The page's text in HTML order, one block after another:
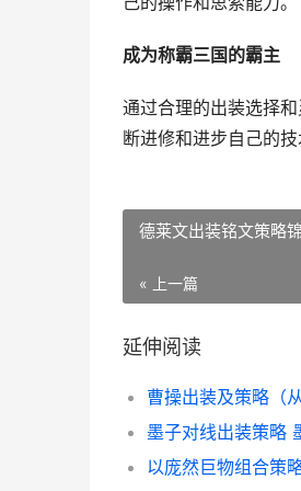
成为称霸三国的霸主
通过合理的出装选择
断进修和进步自己的
德莱文出装铭文策略
« 上一篇
延伸阅读
墨子对线出装策略
以庞然巨物组合策